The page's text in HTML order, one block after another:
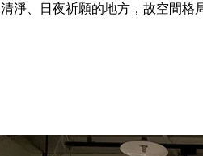
清淨、日夜祈願的地方，故空間格